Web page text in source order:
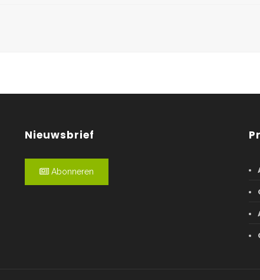
Nieuwsbrief
Abonneren